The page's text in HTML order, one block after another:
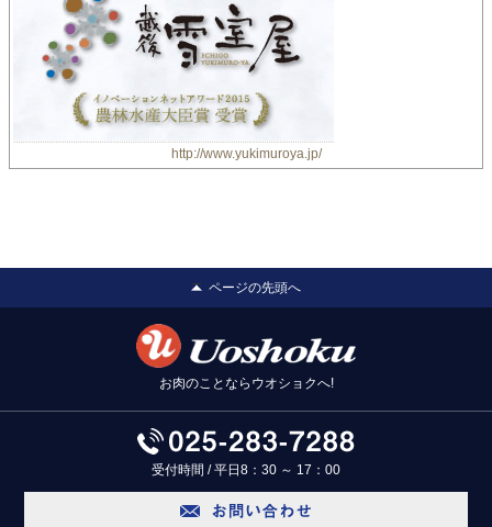
http://www.yukimuroya.jp/
ページの先頭へ
お肉のことならウオショクへ!
受付時間 / 平日8：30 ～ 17：00